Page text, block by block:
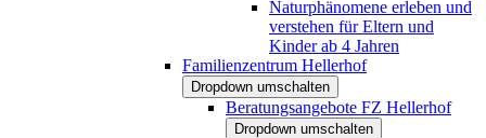
Naturphänomene erleben und
verstehen für Eltern und
Kinder ab 4 Jahren
Familienzentrum Hellerhof
Dropdown umschalten
Beratungsangebote FZ Hellerhof
Dropdown umschalten